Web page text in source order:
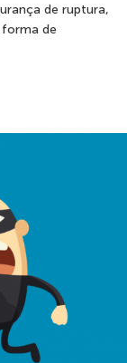
de ruptura,
de